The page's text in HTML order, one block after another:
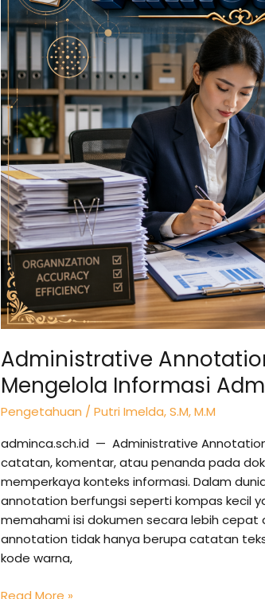
Administrative
Mengelola Informasi
Pengetahuan /Putri Imelda, S.M, M.M
adminca.sch.id — Administrative
catatan, komentar, atau penanda pada
memperkaya konteks informasi. Dalam
annotation berfungsi seperti kompas kecil
memahami isi dokumen secara lebih cepat
annotation tidak hanya berupa catatan
kode warna,
Read More »